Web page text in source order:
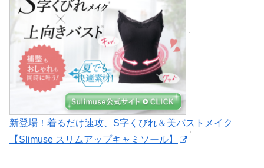
新登場！着るだけ速攻、S字くびれ＆美バストメイク
【Slimuse スリムアップキャミソール】